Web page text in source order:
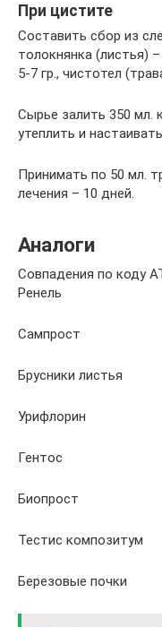
При цистите
Составить сбор из
толокнянка (листья)
5-7 гр., чистотел
Сырье залить 350 мл.
утеплить и
Принимать по 50 мл.
лечения – 10 дней.
Аналоги
Совпадения по коду
Ренель
Сампрост
Брусники листья
Урифлорин
Гентос
Биопрост
Тестис композитум
Березовые почки